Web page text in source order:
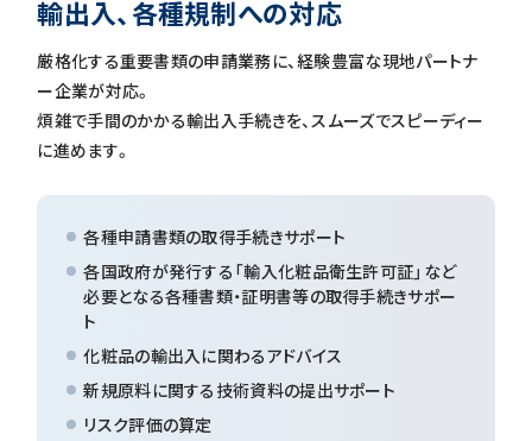
輸出入、各種規制への対応
厳格化する重要書類の申請業務に、経験豊富な現地パートナ
ー企業が対応。
煩雑で手間のかかる輸出入手続きを、スムーズでスピーディー
に進めます。
各種申請書類の取得手続きサポート
各国政府が発行する「輸入化粧品衛生許可証」など
必要となる各種書類・証明書等の取得手続きサポー
ト
化粧品の輸出入に関わるアドバイス
新規原料に関する技術資料の提出サポート
リスク評価の算定